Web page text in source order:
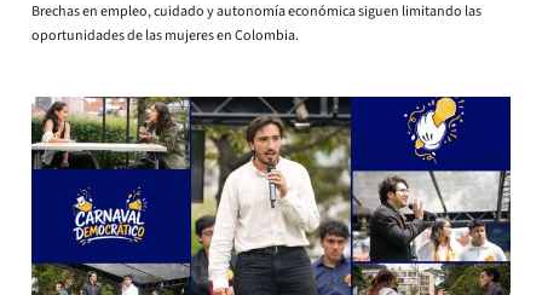
Brechas en empleo, cuidado y autonomía económica siguen limitando las
oportunidades de las mujeres en Colombia.